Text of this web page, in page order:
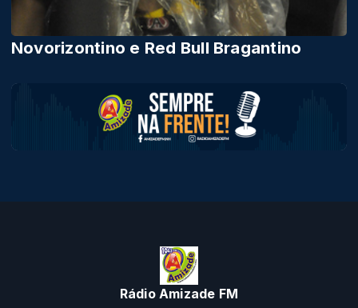
Novorizontino e Red Bull Bragantino
Rádio Amizade FM